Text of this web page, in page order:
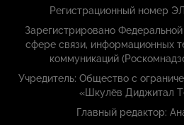
Регистрационный номер
Зарегистрировано
сфере связи, информационных
коммуникаций
Учредитель: Общество с
«Шкулёв Диджитал
Главный редактор: